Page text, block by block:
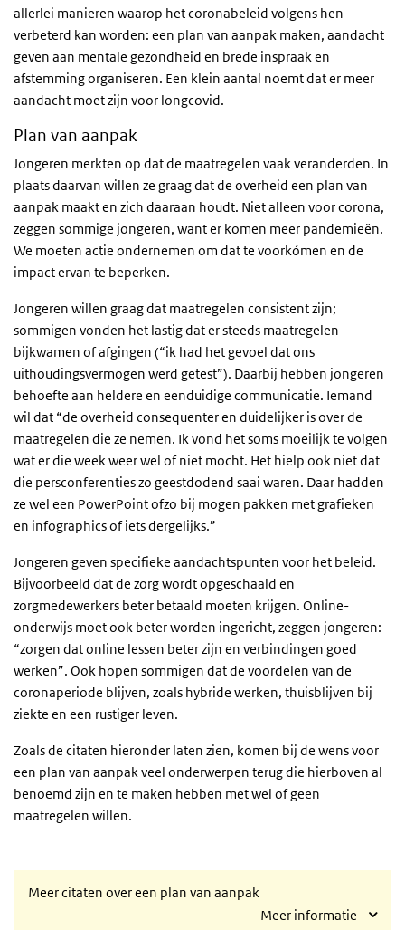
allerlei manieren waarop het coronabeleid volgens hen
verbeterd kan worden: een plan van aanpak maken, aandacht
geven aan mentale gezondheid en brede inspraak en
afstemming organiseren. Een klein aantal noemt dat er meer
aandacht moet zijn voor longcovid.
Plan van aanpak
Jongeren merkten op dat de maatregelen vaak veranderden. In
plaats daarvan willen ze graag dat de overheid een plan van
aanpak maakt en zich daaraan houdt. Niet alleen voor corona,
zeggen sommige jongeren, want er komen meer pandemieën.
We moeten actie ondernemen om dat te voorkómen en de
impact ervan te beperken.
Jongeren willen graag dat maatregelen consistent zijn;
sommigen vonden het lastig dat er steeds maatregelen
bijkwamen of afgingen (“ik had het gevoel dat ons
uithoudingsvermogen werd getest”). Daarbij hebben jongeren
behoefte aan heldere en eenduidige communicatie. Iemand
wil dat “de overheid consequenter en duidelijker is over de
maatregelen die ze nemen. Ik vond het soms moeilijk te volgen
wat er die week weer wel of niet mocht. Het hielp ook niet dat
die persconferenties zo geestdodend saai waren. Daar hadden
ze wel een PowerPoint ofzo bij mogen pakken met grafieken
en infographics of iets dergelijks.”
Jongeren geven specifieke aandachtspunten voor het beleid.
Bijvoorbeeld dat de zorg wordt opgeschaald en
zorgmedewerkers beter betaald moeten krijgen. Online-
onderwijs moet ook beter worden ingericht, zeggen jongeren:
“zorgen dat online lessen beter zijn en verbindingen goed
werken”. Ook hopen sommigen dat de voordelen van de
coronaperiode blijven, zoals hybride werken, thuisblijven bij
ziekte en een rustiger leven.
Zoals de citaten hieronder laten zien, komen bij de wens voor
een plan van aanpak veel onderwerpen terug die hierboven al
benoemd zijn en te maken hebben met wel of geen
maatregelen willen.
Meer citaten over een plan van aanpak
Meer informatie